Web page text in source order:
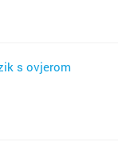
s ovjerom